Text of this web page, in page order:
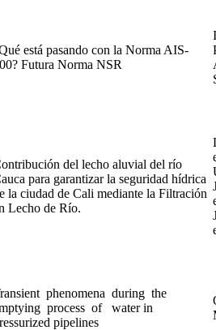
está pasando con la Norma AIS-
Futura Norma NSR
del lecho aluvial del río
para garantizar la seguridad hídrica
la ciudad de Cali mediante la Filtración
Lecho de Río.
phenomena during the
process of water in
pipelines